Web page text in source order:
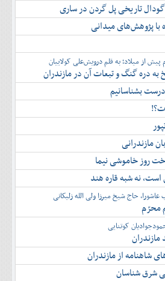
تاریخی پل گردن در ساری
با پژوهش‌های میدانی
از میلاد؛ به قلم درویش‌علی کولاییان
به دره گنگ و تبعات آن در مازندران
بشناسانیم
مازندرانی
روز خاموشی نیما
است، نه شبه قاره هند
حاج شیخ میرزا ولی الله زلیکانی
محرّم
کوتنایی
مازندران
شاهنامه از مازندران
شرق شناسان